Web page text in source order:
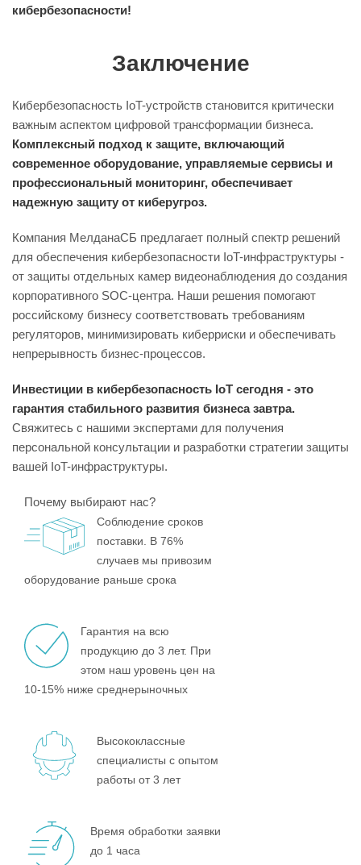
кибербезопасности!
Заключение
Кибербезопасность IoT-устройств становится критически
важным аспектом цифровой трансформации бизнеса.
Комплексный подход к защите, включающий
современное оборудование, управляемые сервисы и
профессиональный мониторинг, обеспечивает
надежную защиту от киберугроз.
Компания МелданаСБ предлагает полный спектр решений
для обеспечения кибербезопасности IoT-инфраструктуры -
от защиты отдельных камер видеонаблюдения до создания
корпоративного SOC-центра. Наши решения помогают
российскому бизнесу соответствовать требованиям
регуляторов, минимизировать киберриски и обеспечивать
непрерывность бизнес-процессов.
Инвестиции в кибербезопасность IoT сегодня - это
гарантия стабильного развития бизнеса завтра.
Свяжитесь с нашими экспертами для получения
персональной консультации и разработки стратегии защиты
вашей IoT-инфраструктуры.
Почему выбирают нас?
Соблюдение сроков
поставки. В 76%
случаев мы привозим
оборудование раньше срока
Гарантия на всю
продукцию до 3 лет. При
этом наш уровень цен на
10-15% ниже среднерыночных
Высококлассные
специалисты с опытом
работы от 3 лет
Время обработки заявки
до 1 часа